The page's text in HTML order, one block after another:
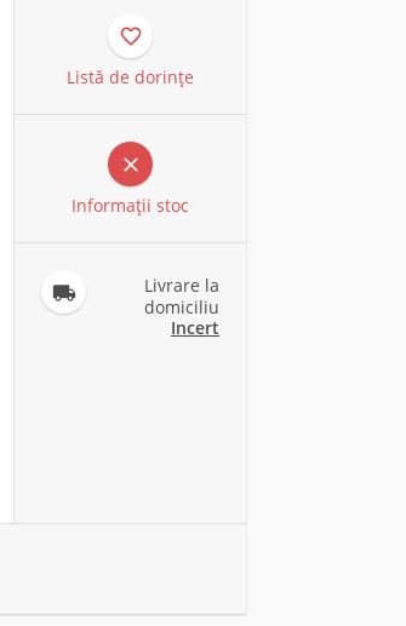

Listă de dorințe

Informaţii stoc

Livrare la
domiciliu
Incert